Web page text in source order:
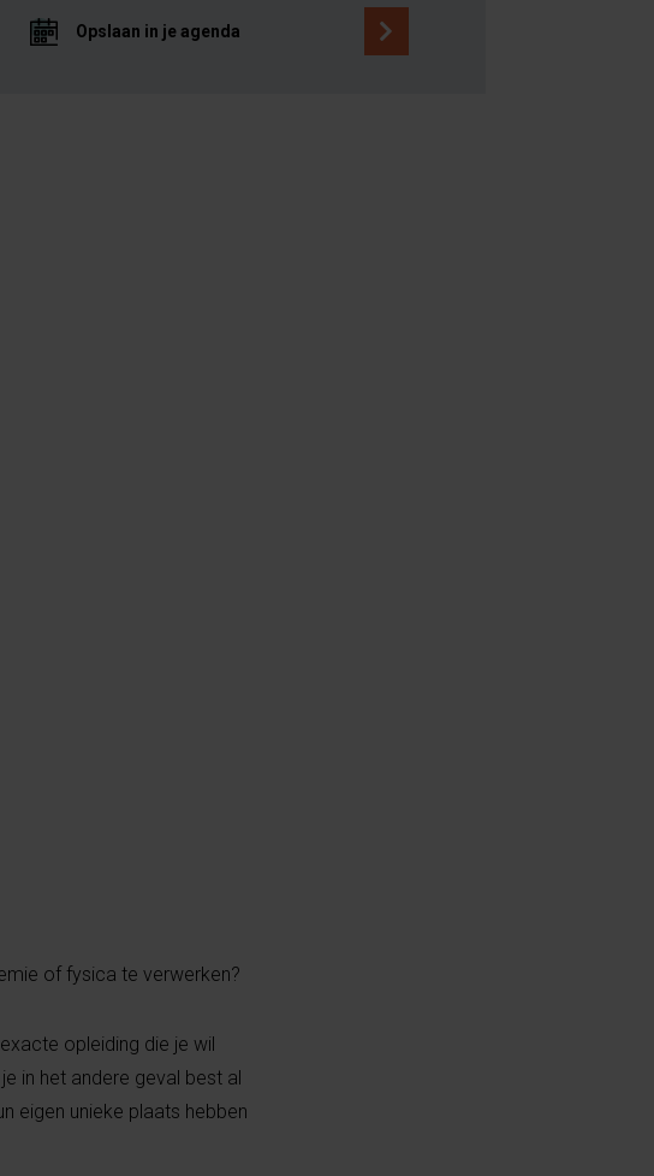
Opslaan in je agenda
of fysica te verwerken?
opleiding die je wil
in het andere geval best al
eigen unieke plaats hebben